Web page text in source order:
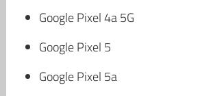
Google Pixel 4a 5G
Google Pixel 5
Google Pixel 5a